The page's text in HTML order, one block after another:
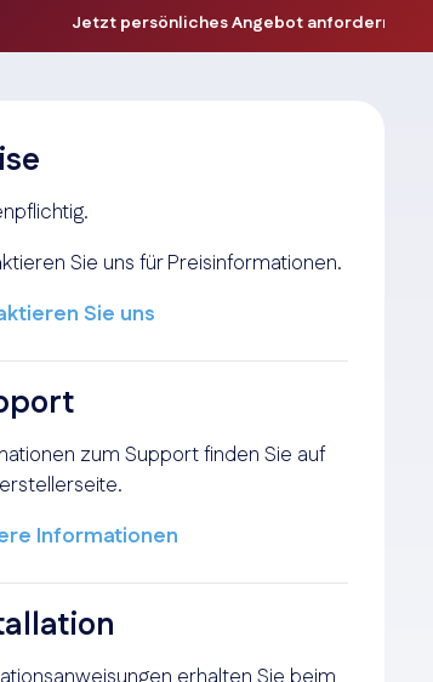
Jetzt persönliches Angebot anfordern
Sie uns für Preisinformationen.
Sie uns
zum Support finden Sie auf
Informationen